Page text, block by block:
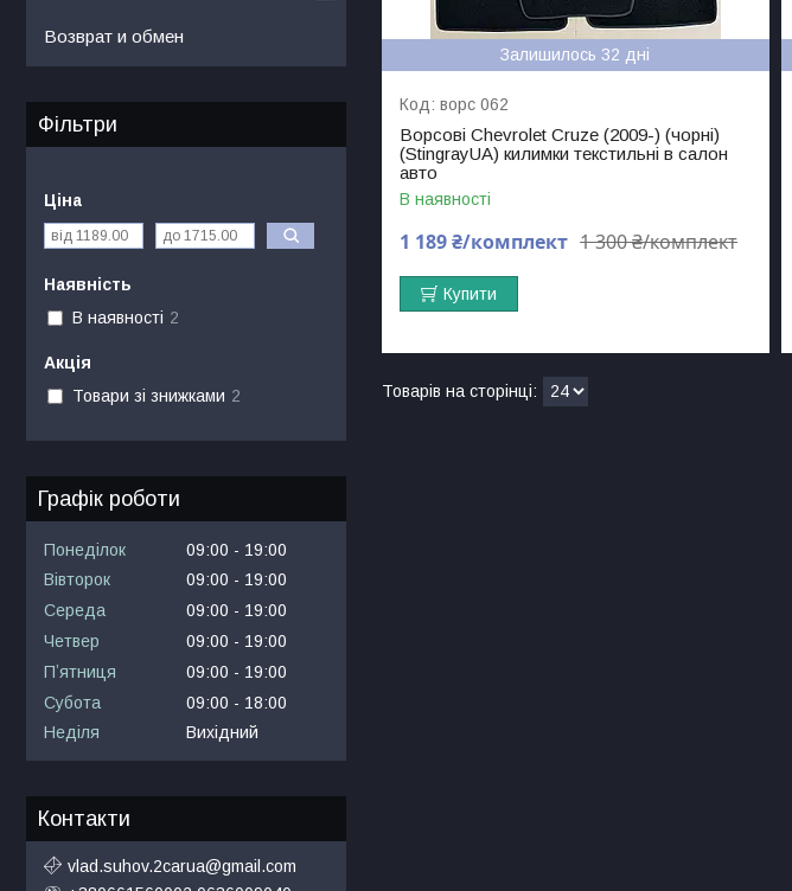
Залишилось 32 дні
ворс 062
Ворсові Chevrolet Cruze (2009-) (чорні)
(StingrayUA) килимки текстильні в салон
авто
В наявності
1 300 ₴/комплект
1 189 ₴/комплект
Купити
Возврат и обмен
Фільтри
Ціна
Наявність
В наявності 2
Акція
Товари зі знижками 2
Графік роботи
Понеділок 09:00
19:00
Вівторок
09:00
19:00
Середа
09:00
19:00
Четвер
09:00
19:00
Пʼятниця
09:00
19:00
Субота
09:00
18:00
Неділя
Вихідний
Контакти
vlad.suhov.2carua@gmail.com